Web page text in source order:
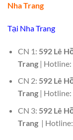
Nha Trang
Tại Nha Trang
CN 1: 592 Lê
Trang| Hotline:
CN 2: 592 Lê
Trang| Hotline:
CN 3: 592 Lê
Trang| Hotline: